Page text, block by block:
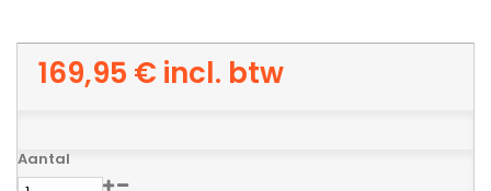
169,95 € incl. btw
Aantal